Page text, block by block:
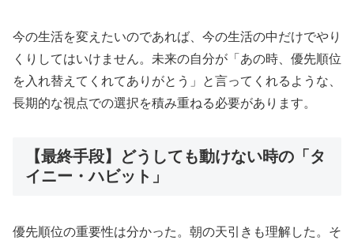
今の生活を変えたいのであれば、今の生活の中だけでやり
くりしてはいけません。未来の自分が「あの時、優先順位
を入れ替えてくれてありがとう」と言ってくれるような、
長期的な視点での選択を積み重ねる必要があります。
【最終手段】どうしても動けない時の「タ
イニー・ハビット」
優先順位の重要性は分かった。朝の天引きも理解した。そ